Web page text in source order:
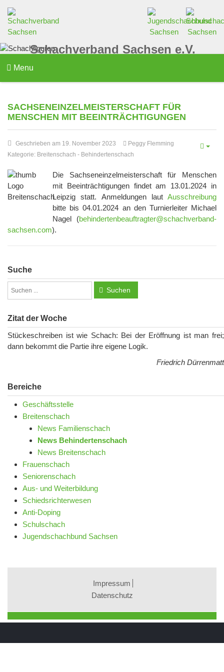
Schachverband Sachsen e.V.
Menu
SACHSENEINZELMEISTERSCHAFT FÜR
MENSCHEN MIT BEEINTRÄCHTIGUNGEN
Geschrieben am 19. November 2023
Peggy Flemming
Kategorie: Breitenschach - Behindertenschach
Die Sachseneinzelmeisterschaft für Menschen
mit Beeinträchtigungen findet am 13.01.2024 in
Leipzig statt. Anmeldungen laut Ausschreibung
bitte bis 04.01.2024 an den Turnierleiter Michael
Nagel (behindertenbeauftragter@schachverband-
sachsen.com).
Suche
Suchen
Zitat der Woche
Stückeschreiben ist wie Schach: Bei der Eröffnung ist man frei;
dann bekommt die Partie ihre eigene Logik.
Friedrich Dürrenmatt
Bereiche
Geschäftsstelle
Breitenschach
News Familienschach
News Behindertenschach
News Breitenschach
Frauenschach
Seniorenschach
Aus- und Weiterbildung
Schiedsrichterwesen
Anti-Doping
Schulschach
Jugendschachbund Sachsen
Impressum
Datenschutz